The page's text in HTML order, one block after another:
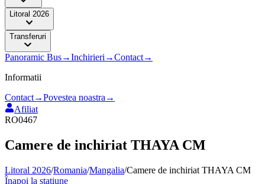
Litoral 2026
Transferuri
Panoramic Bus→Inchirieri →Contact→
Informatii
Contact→Povestea noastra →
Afiliat
RO0467
Camere de inchiriat THAYA CM
Litoral 2026/Romania/Mangalia/Camere de inchiriat THAYA CM
Înapoi la stațiune